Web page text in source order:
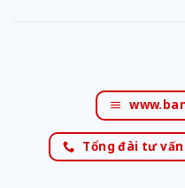
Tổng đài tư vấn